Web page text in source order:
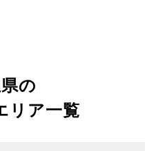
の
リア一覧